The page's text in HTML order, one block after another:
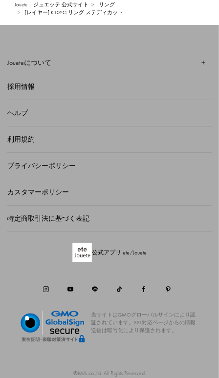
Jouete | ジュエッテ 公式サイト
リング
[レイヤー] K10YG リング ステディカット
Joueteについて
採用情報
ヘルプ
利用規約
プライバシーポリシー
カスタマーポリシー
特定商取引法に基づく表記
公式アプリ ete/Jouete
当サイトはGMOグローバルサインにより認
証されています。
SSL対応ページからの情報
送信は暗号化により保護されます。
©Milk.co.,ltd. All Rights Reserved.